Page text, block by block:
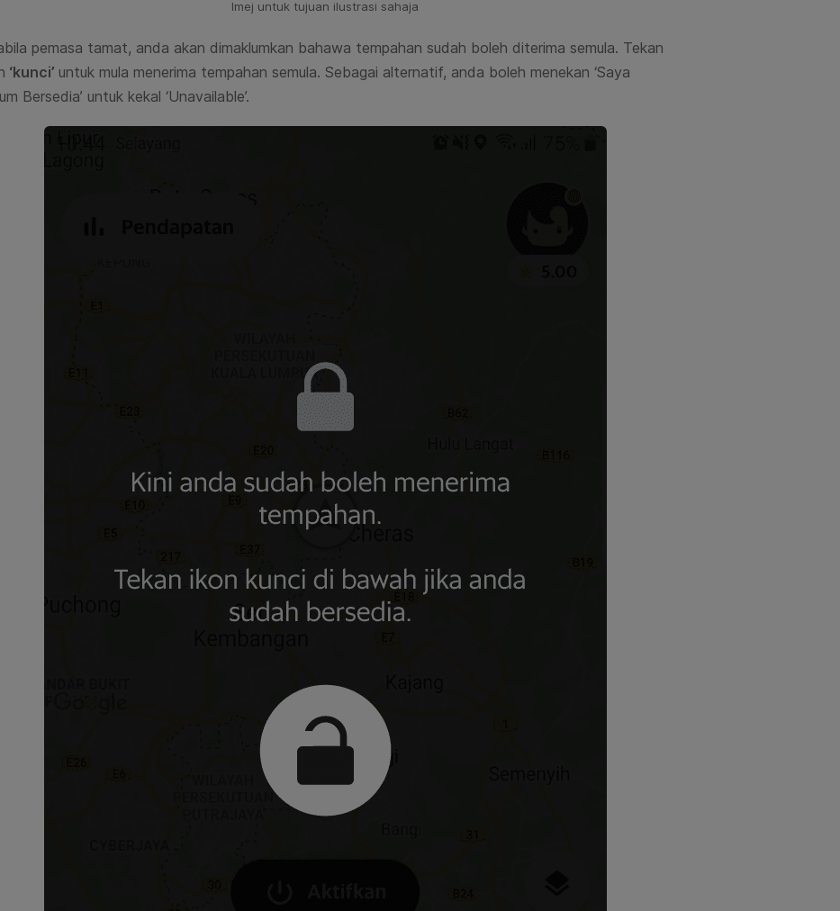
Imej untuk tujuan ilustrasi sahaja
pemasa tamat, anda akan dimaklumkan bahawa tempahan sudah boleh diterima semula. Tekan
‘kunci’ untuk mula menerima tempahan semula. Sebagai alternatif, anda boleh menekan ‘Saya
Bersedia’ untuk kekal ‘Unavailable’.